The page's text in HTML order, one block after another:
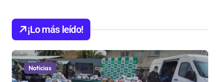
¡Lo más leído!
Noticias